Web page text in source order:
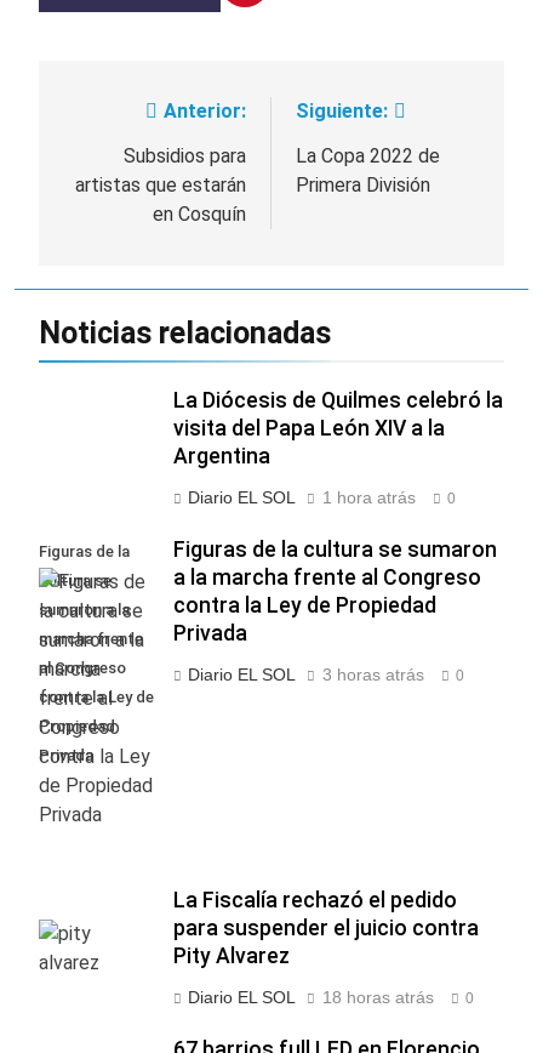
La Municipalidad de
Quilmes limpió
sumideros y
desagües en medio
de las lluvias
23 Horas Atrás
Transporte: un
Navegación
entradas
Anterior:
Subsidios para
artistas que estarán
en Cosquín
Siguiente:
La Copa 2022 de
Primera División
Noticias relacionadas
La Diócesis de Quilmes celebró la
visita del Papa León XIV a la
Argentina
Diario EL SOL 1 hora atrás 0
Figuras de la
cultura se
sumaron a la
marcha frente
al Congreso
contra la Ley de
Propiedad
Privada
Figuras de la cultura se sumaron
a la marcha frente al Congreso
contra la Ley de Propiedad
Privada
Diario EL SOL 3 horas atrás 0
La Fiscalía rechazó el pedido
para suspender el juicio contra
Pity Alvarez
Diario EL SOL 18 horas atrás 0